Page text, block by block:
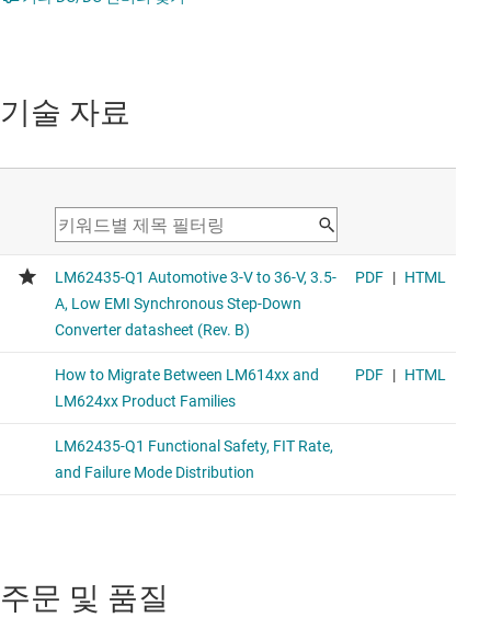
기술 자료
주문 및 품질